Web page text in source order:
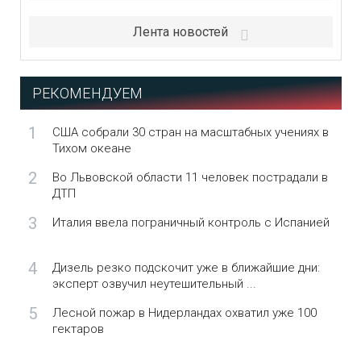
Лента новостей
РЕКОМЕНДУЕМ
1
США собрали 30 стран на масштабных учениях в
Тихом океане
2
Во Львовской области 11 человек пострадали в
ДТП
3 Италия ввела пограничный контроль с Испанией
4
Дизель резко подскочит уже в ближайшие дни:
эксперт озвучил неутешительный ...
5
Лесной пожар в Нидерландах охватил уже 100
гектаров